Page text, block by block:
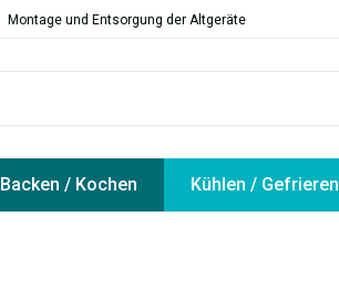
Montage und Entsorgung der Altgeräte
Backen / Kochen Kühlen / Gefrieren